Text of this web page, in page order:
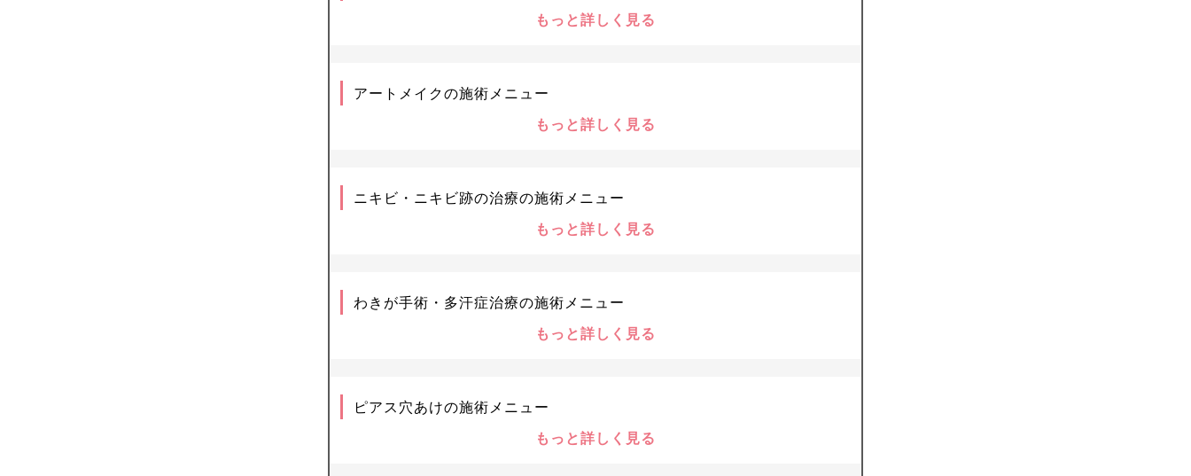
もっと詳しく見る
アートメイクの施術メニュー
もっと詳しく見る
ニキビ・ニキビ跡の治療の施術メニュー
もっと詳しく見る
わきが手術・多汗症治療の施術メニュー
もっと詳しく見る
ピアス穴あけの施術メニュー
もっと詳しく見る